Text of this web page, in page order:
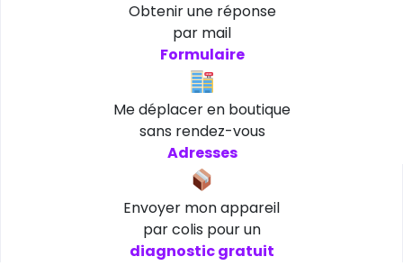
Obtenir une réponse
par mail
Formulaire
Me déplacer en boutique
sans rendez-vous
Adresses
Envoyer mon appareil
par colis pour un
diagnostic gratuit